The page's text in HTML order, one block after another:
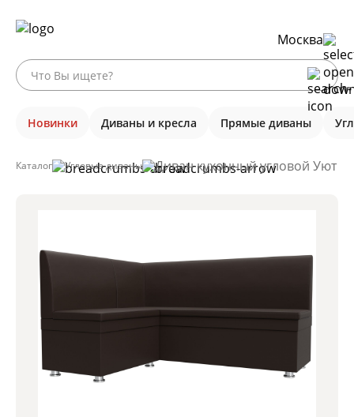
Москва
Новинки Диваны и кресла Прямые диваны
Каталог Угловые диваны Диван кухонный угловой Уют